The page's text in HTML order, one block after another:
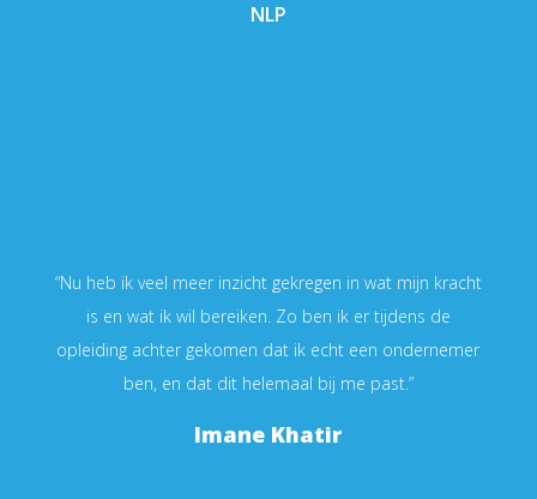
NLP
“Nu heb ik veel meer inzicht gekregen in wat mijn kracht
is en wat ik wil bereiken. Zo ben ik er tijdens de
opleiding achter gekomen dat ik echt een ondernemer
ben, en dat dit helemaal bij me past.”
Imane Khatir